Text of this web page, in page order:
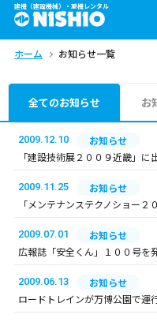
建機（建設機械）・重機レンタル
商品一覧
問合せ依頼リスト
エ
ホーム お知らせ一覧
全てのお知らせ お
2009.12.10
お知らせ
「建設技術展２００９近畿」に
2009.11.25
お知らせ
「メンテナンステクノショー２
2009.07.01
お知らせ
広報誌「安全くん」１００号を
2009.06.13
お知らせ
ロードトレインが万博公園で運